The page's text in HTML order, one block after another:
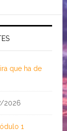
que ha de
2026
1